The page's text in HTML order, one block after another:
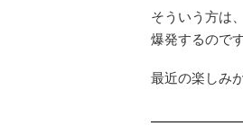
そういう方は
爆発するのです
最近の楽しみ